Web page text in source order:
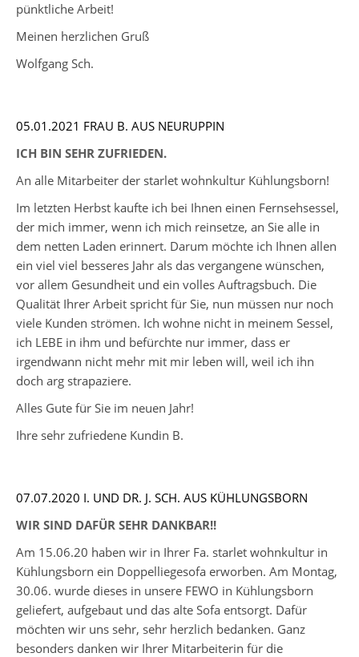
pünktliche Arbeit!
Meinen herzlichen Gruß
Wolfgang Sch.
05.01.2021 FRAU B. AUS NEURUPPIN
ICH BIN SEHR ZUFRIEDEN.
An alle Mitarbeiter der starlet wohnkultur Kühlungsborn!
Im letzten Herbst kaufte ich bei Ihnen einen Fernsehsessel,
der mich immer, wenn ich mich reinsetze, an Sie alle in
dem netten Laden erinnert. Darum möchte ich Ihnen allen
ein viel viel besseres Jahr als das vergangene wünschen,
vor allem Gesundheit und ein volles Auftragsbuch. Die
Qualität Ihrer Arbeit spricht für Sie, nun müssen nur noch
viele Kunden strömen. Ich wohne nicht in meinem Sessel,
ich LEBE in ihm und befürchte nur immer, dass er
irgendwann nicht mehr mit mir leben will, weil ich ihn
doch arg strapaziere.
Alles Gute für Sie im neuen Jahr!
Ihre sehr zufriedene Kundin B.
07.07.2020 I. UND DR. J. SCH. AUS KÜHLUNGSBORN
WIR SIND DAFÜR SEHR DANKBAR!!
Am 15.06.20 haben wir in Ihrer Fa. starlet wohnkultur in
Kühlungsborn ein Doppelliegesofa erworben. Am Montag,
30.06. wurde dieses in unsere FEWO in Kühlungsborn
geliefert, aufgebaut und das alte Sofa entsorgt. Dafür
möchten wir uns sehr, sehr herzlich bedanken. Ganz
besonders danken wir Ihrer Mitarbeiterin für die